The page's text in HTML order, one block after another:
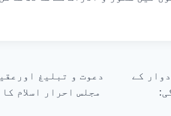
کے
دعوت و تبلیغ
مجلس احرار اسلام